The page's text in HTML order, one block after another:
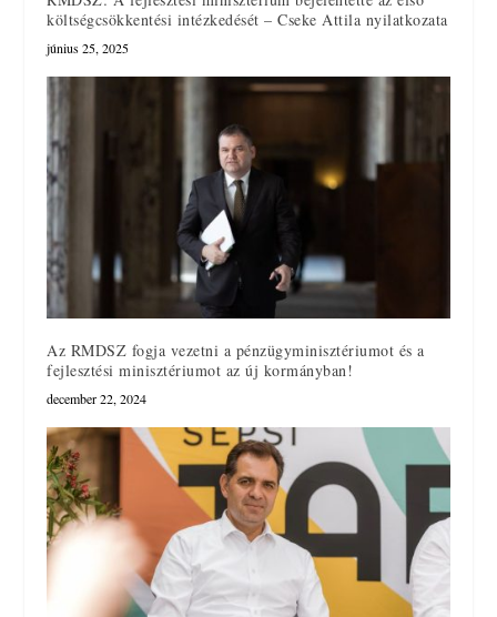
költségcsökkentési intézkedését – Cseke Attila nyilatkozata
június 25, 2025
Az RMDSZ fogja vezetni a pénzügyminisztériumot és a
fejlesztési minisztériumot az új kormányban!
december 22, 2024